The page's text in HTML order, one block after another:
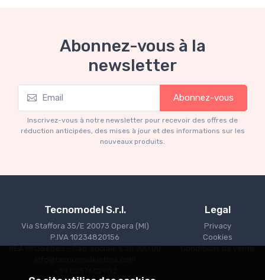
Abonnez-vous à la
newsletter
Abonnez-vous
Inscrivez-vous à notre newsletter pour recevoir des offres de
réduction anticipées, des mises à jour et des informations sur les
nouveaux produits.
Tecnomodel S.r.l.
Via Staffora 35/E 20073 Opera (MI)
P.IVA 10234820156
REA MI1356865 - Cap. sociale €30.000,00
Legal
Privacy
Cookies
Conditions de vente